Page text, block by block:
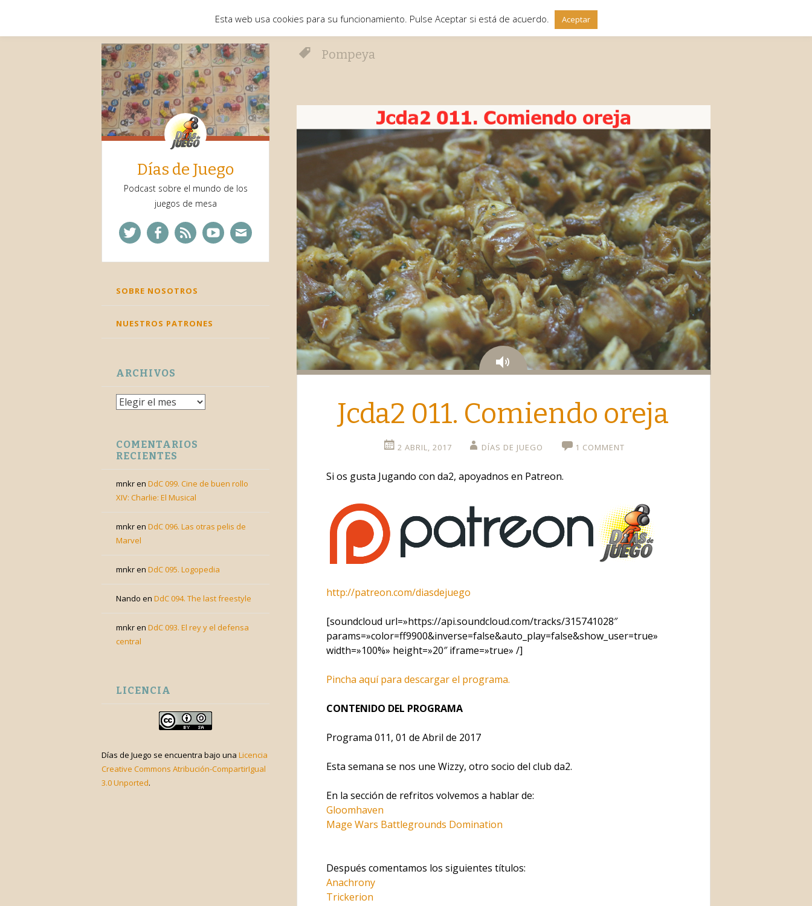
Días de Juego
Podcast sobre el mundo de los
juegos de mesa
SKIP
SOBRE NOSOTROS
NUESTROS PATRONES
ARCHIVOS
Archivos
COMENTARIOS
RECIENTES
mnkren DdC 099. Cine de buen rollo
XIV: Charlie: El Musical
mnkren DdC 096. Las otras pelis de
Marvel
mnkren DdC 095. Logopedia
Nando en DdC 094. The last freestyle
mnkren DdC 093. El rey y el defensa
central
LICENCIA
Días de Juego se encuentra bajo una Licencia
Creative Commons Atribución-CompartirIgual
3.0 Unported.
Pompeya
Audio
Jcda2 011. Comiendo oreja
2 ABRIL, 2017 DÍAS DE JUEGO 1 COMMENT
Si os gusta Jugando con da2, apoyadnos en Patreon.
http://patreon.com/diasdejuego
[soundcloud url=»https://api.soundcloud.com/tracks/315741028″
params=»color=ff9900&inverse=false&auto_play=false&show_user=true»
width=»100%» height=»20″ iframe=»true» /]
Pincha aquí para descargar el programa.
CONTENIDO DEL PROGRAMA
Programa 011, 01 de Abril de 2017
Esta semana se nos une Wizzy, otro socio del club da2.
En la sección de refritos volvemos a hablar de:
Gloomhaven
Mage Wars Battlegrounds Domination
Después comentamos los siguientes títulos:
Anachrony
Trickerion
Esta web usa cookies para su funcionamiento. Pulse Aceptar si está de acuerdo. Aceptar